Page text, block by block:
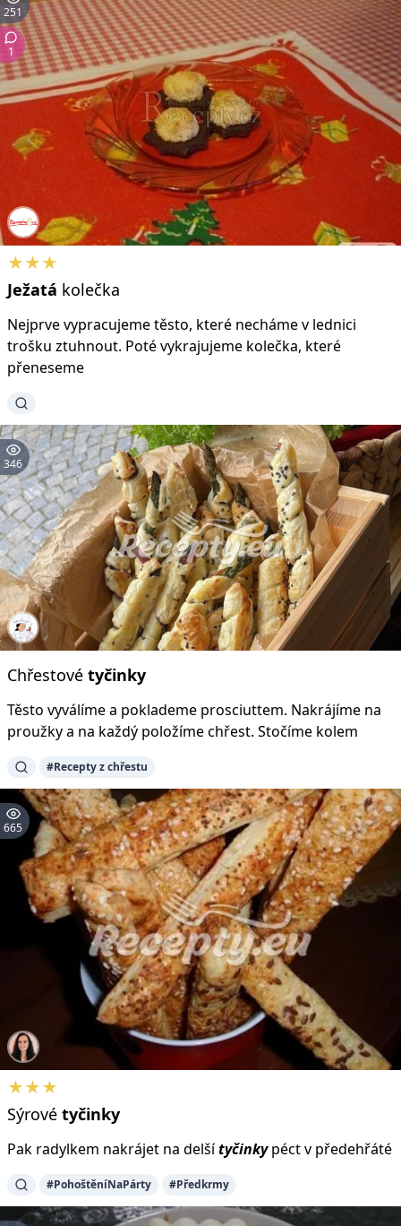
251
1
★★★
Ježatá kolečka
Nejprve vypracujeme těsto, které necháme v lednici
trošku ztuhnout. Poté vykrajujeme kolečka, které
přeneseme
346
Chřestové tyčinky
Těsto vyválíme a poklademe prosciuttem. Nakrájíme na
proužky a na každý položíme chřest. Stočíme kolem
#Recepty z chřestu
665
★★★
Sýrové tyčinky
Pak radylkem nakrájet na delšítyčinkypéct v předehřáté
#PohoštěníNaPárty #Předkrmy